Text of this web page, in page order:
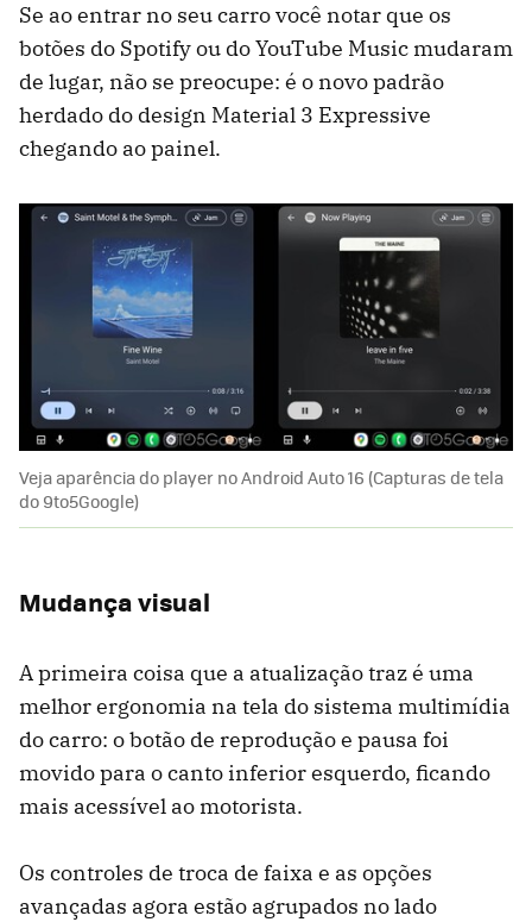
Se ao entrar no seu carro você notar que os
botões do Spotify ou do YouTube Music mudaram
de lugar, não se preocupe: é o novo padrão
herdado do design Material 3 Expressive
chegando ao painel.
Veja aparência do player no Android Auto 16 (Capturas de tela
do 9to5Google)
Mudança visual
A primeira coisa que a atualização traz é uma
melhor ergonomia na tela do sistema multimídia
do carro: o botão de reprodução e pausa foi
movido para o canto inferior esquerdo, ficando
mais acessível ao motorista.
Os controles de troca de faixa e as opções
avançadas agora estão agrupados no lado